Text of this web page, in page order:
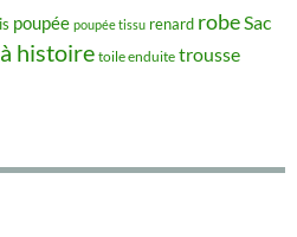
poupée poupée tissu renard robeSac
histoire toile enduite trousse